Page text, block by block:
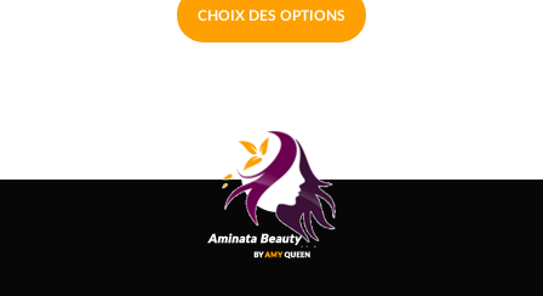
initial
actuel
CHOIX DES OPTIONS
produit
options